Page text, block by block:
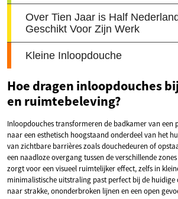
Hoe dragen inloopdouches
en ruimtebeleving?
Inloopdouches transformeren de badkamer van
naar een esthetisch hoogstaand onderdeel van het
van zichtbare barrières zoals douchedeuren of
een naadloze overgang tussen de verschillende
zorgt voor een visueel ruimtelijker effect, zelfs in
minimalistische uitstraling past perfect bij de huidige
naar strakke, ononderbroken lijnen en een open